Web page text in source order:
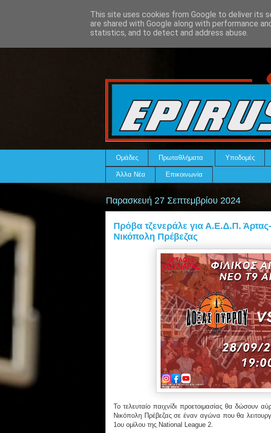
Ομάδες Πρωταθλήματα Υποδομές
Άλλα Νέα Επικοινωνία
Παρασκευή 27 Σεπτεμβρίου 2024
Πρόβα τζενεράλε για Α.Ε.Δ.Π.
Νικόπολη Πρέβεζας
Το τελευταίο παιχνίδι προετοιμασίας θα δώσουν
Νικόπολη Πρέβεζας σε έναν αγώνα που θα
1ου ομίλου της National League 2.
This site uses cookies from Google to deliver its
are shared with Google along with performance
statistics, and to detect and address abuse.